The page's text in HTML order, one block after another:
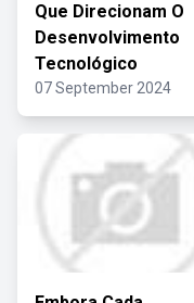
Que Direcionam O
Desenvolvimento
Tecnológico
07 September 2024